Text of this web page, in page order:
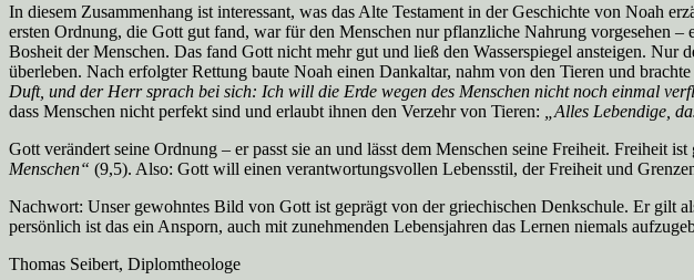
In diesem Zusammenhang ist interessant, was das Alte Testament in der Geschichte von Noah
ersten Ordnung, die Gott gut fand, war für den Menschen nur pflanzliche Nahrung vorgesehen
Bosheit der Menschen. Das fand Gott nicht mehr gut und ließ den Wasserspiegel ansteigen.
überleben. Nach erfolgter Rettung baute Noah einen Dankaltar, nahm von den Tieren und
Duft, und der Herr sprach bei sich: Ich will die Erde wegen des Menschen nicht noch einmal
dass Menschen nicht perfekt sind und erlaubt ihnen den Verzehr von Tieren:
„Alles Lebendige,
Gott verändert seine Ordnung – er passt sie an und lässt dem Menschen seine Freiheit. Freiheit
Menschen“ (9,5). Also: Gott will einen verantwortungsvollen Lebensstil, der Freiheit und
Nachwort: Unser gewohntes Bild von Gott ist geprägt von der griechischen Denkschule. Er gilt
persönlich ist das ein Ansporn, auch mit zunehmenden Lebensjahren das Lernen niemals
Thomas Seibert, Diplomtheologe